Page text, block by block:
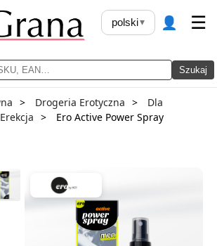
Szukaj
polski▾ 👤 ☰
Drogeria Erotyczna
Dla
Erekcja
Ero Active Power Spray